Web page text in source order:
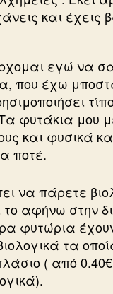
και έχεις
εγώ να
που έχω
φυτάκια μου
και φυσικά
ποτέ.
να πάρετε
αφήνω στην
φυτώρια
τα
( από